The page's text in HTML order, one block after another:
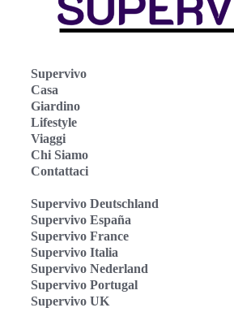
Supervivo
Casa
Giardino
Lifestyle
Viaggi
Chi Siamo
Contattaci
Supervivo Deutschland
Supervivo España
Supervivo France
Supervivo Italia
Supervivo Nederland
Supervivo Portugal
Supervivo UK